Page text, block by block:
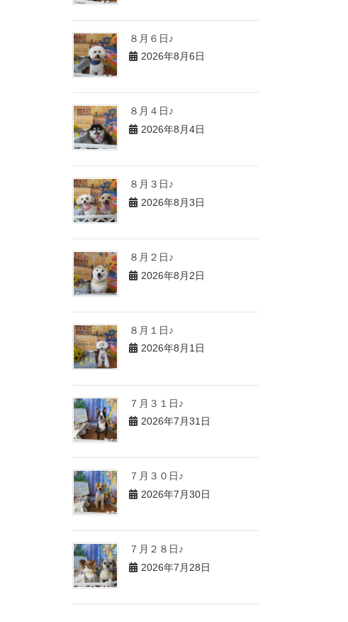
８月６日♪
2026年8月6日
８月４日♪
2026年8月4日
８月３日♪
2026年8月3日
８月２日♪
2026年8月2日
８月１日♪
2026年8月1日
７月３１日♪
2026年7月31日
７月３０日♪
2026年7月30日
７月２８日♪
2026年7月28日